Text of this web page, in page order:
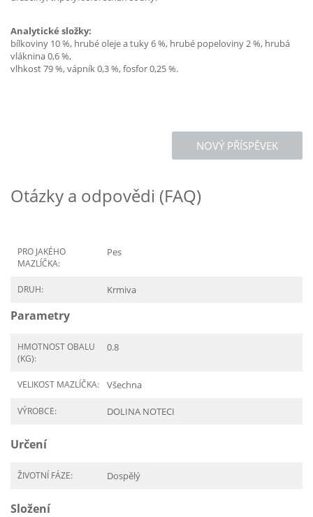
Analytické složky:
bílkoviny 10 %, hrubé oleje a tuky 6 %, hrubé popeloviny 2 %, hrubá
vláknina 0,6 %,
vlhkost 79 %, vápník 0,3 %, fosfor 0,25 %.
NOVÝ PŘÍSPĚVEK
Otázky a odpovědi (FAQ)
PRO JAKÉHO
MAZLÍČKA:
Pes
DRUH: Krmiva
Parametry
HMOTNOST OBALU
(KG):
0.8
VELIKOST MAZLÍČKA: Všechna
VÝROBCE: DOLINA NOTECI
Určení
ŽIVOTNÍ FÁZE: Dospělý
Složení